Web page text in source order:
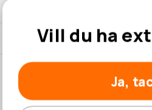
© 2026
Vill du ha
Ja,